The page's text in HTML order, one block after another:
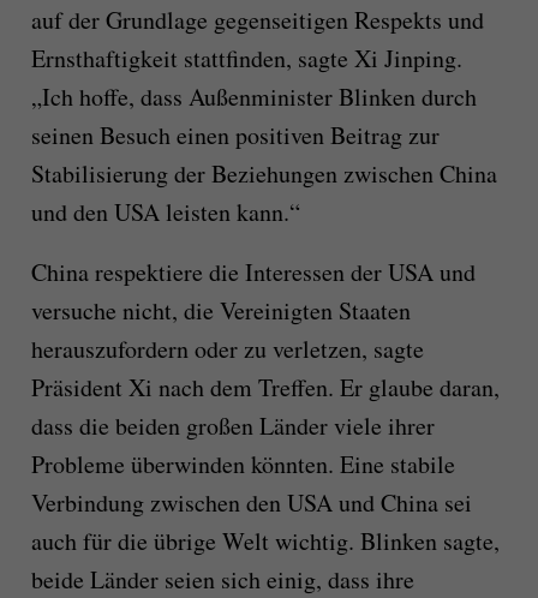
auf der Grundlage gegenseitigen Respekts und
Ernsthaftigkeit stattfinden, sagte Xi Jinping.
„Ich hoffe, dass Außenminister Blinken durch
seinen Besuch einen positiven Beitrag zur
Stabilisierung der Beziehungen zwischen China
und den USA leisten kann.“
China respektiere die Interessen der USA und
versuche nicht, die Vereinigten Staaten
herauszufordern oder zu verletzen, sagte
Präsident Xi nach dem Treffen. Er glaube daran,
dass die beiden großen Länder viele ihrer
Probleme überwinden könnten. Eine stabile
Verbindung zwischen den USA und China sei
auch für die übrige Welt wichtig. Blinken sagte,
beide Länder seien sich einig, dass ihre